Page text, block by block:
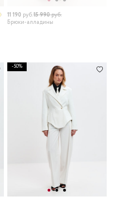
11 190 руб.15 990руб.
Брюки-алладины
-50%